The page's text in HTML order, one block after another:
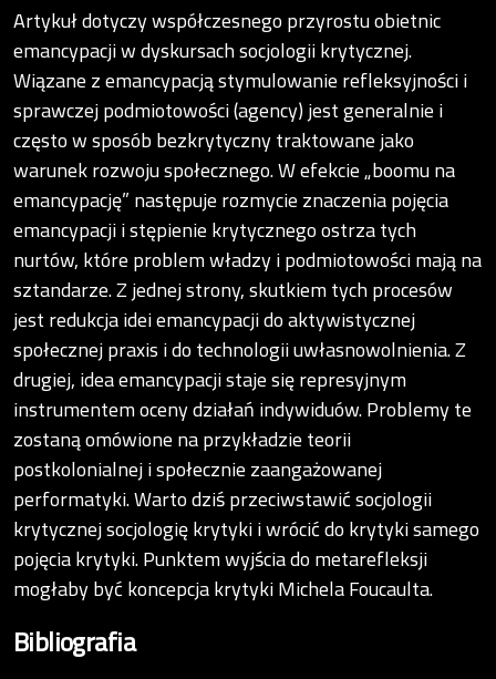
Artykuł dotyczy współczesnego przyrostu obietnic
emancypacji w dyskursach socjologii krytycznej.
Wiązane z emancypacją stymulowanie refleksyjności i
sprawczej podmiotowości (agency) jest generalnie i
często w sposób bezkrytyczny traktowane jako
warunek rozwoju społecznego. W efekcie „boomu na
emancypację” następuje rozmycie znaczenia pojęcia
emancypacji i stępienie krytycznego ostrza tych
nurtów, które problem władzy i podmiotowości mają na
sztandarze. Z jednej strony, skutkiem tych procesów
jest redukcja idei emancypacji do aktywistycznej
społecznej praxis i do technologii uwłasnowolnienia. Z
drugiej, idea emancypacji staje się represyjnym
instrumentem oceny działań indywiduów. Problemy te
zostaną omówione na przykładzie teorii
postkolonialnej i społecznie zaangażowanej
performatyki. Warto dziś przeciwstawić socjologii
krytycznej socjologię krytyki i wrócić do krytyki samego
pojęcia krytyki. Punktem wyjścia do metarefleksji
mogłaby być koncepcja krytyki Michela Foucaulta.
Bibliografia